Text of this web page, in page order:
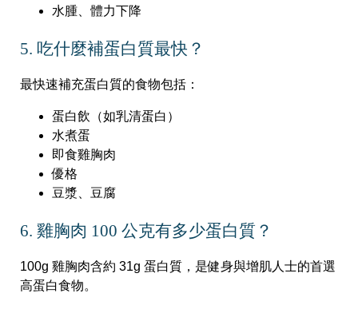
水腫、體力下降
5. 吃什麼補蛋白質最快？
最快速補充蛋白質的食物包括：
蛋白飲（如乳清蛋白）
水煮蛋
即食雞胸肉
優格
豆漿、豆腐
6. 雞胸肉 100 公克有多少蛋白質？
100g 雞胸肉含約 31g 蛋白質，是健身與增肌人士的首選
高蛋白食物。